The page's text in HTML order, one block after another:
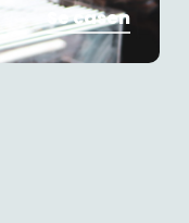
Se casen